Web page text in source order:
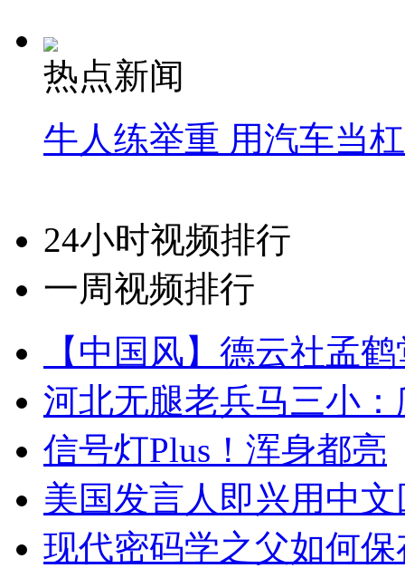
热点新闻
牛人练举重 用汽车当
24小时视频排行
一周视频排行
【中国风】德云社孟
河北无腿老兵马三小
信号灯Plus！浑身都亮
美国发言人即兴用中
现代密码学之父如何